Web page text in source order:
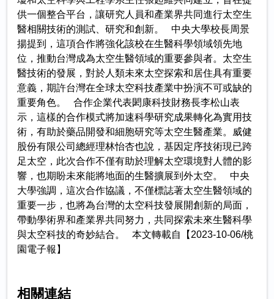
供一個整合平台，讓研究人員和產業界共同進行太空生
醫相關技術的測試、研究和創新。 中央大學校長周景
揚提到，這項合作將強化該校在生醫科學領域領先地
位，推動台灣成為太空生醫領域的重要參與者。太空生
醫技術的發展，對於人類未來太空探索和居住具有重要
意義，期許台灣在全球太空科技產業中扮演不可或缺的
重要角色。 合作企業代表閎康科技財務長李松山表
示，這樣的合作模式將加速科學研究成果轉化為實用技
術，有助於藥品開發和細胞研究等太空生醫產業。威健
股份有限公司總經理林怡杏也說，基因定序技術現已跨
足太空，此次合作不僅有助於理解太空環境對人體的影
響，也期盼未來能將地面的生醫擴展到外太空。 中央
大學強調，這次合作協議，不僅標誌著太空生醫領域的
重要一步，也將為台灣的太空科技發展開創新的局面，
帶動學術界和產業界共同努力，共同探索未來生醫科學
與太空科技的奇妙結合。 本文轉載自【2023-10-06/桃
園電子報】
相關連結